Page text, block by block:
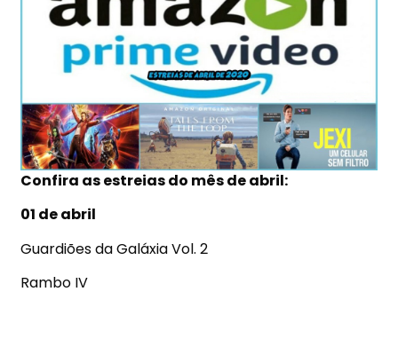
Confira as estreias do mês de abril:
01 de abril
Guardiões da Galáxia Vol. 2
Rambo IV